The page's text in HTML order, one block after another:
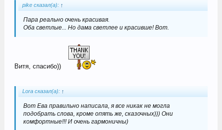
pike сказал(а): ↑
Пара реально очень красивая.
Оба светлые... Но дама светлее и красивше! Вот.
Витя, спасибо))
Lora сказал(а): ↑
Вот Ева правильно написала, я все никак не могла
подобрать слова, кроме опять же, сказочных))) Они
комфортные!!! И очень гармоничны)